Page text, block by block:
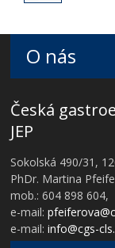
O nás
Česká
JEP
Sokolská 490/31,
PhDr. Martina
mob.: 604 898 604,
e-mail:
e-mail:info@cgs-